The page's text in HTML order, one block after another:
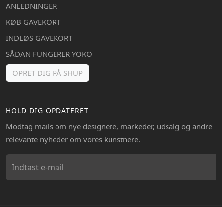
ANLEDNINGER
KØB GAVEKORT
INDLØS GAVEKORT
SÅDAN FUNGERER YOKO
OPRET DIG PÅ SHUP
HOLD DIG OPDATERET
Modtag mails om nye designere, markeder, udsalg og andre
relevante nyheder om vores kunstnere.